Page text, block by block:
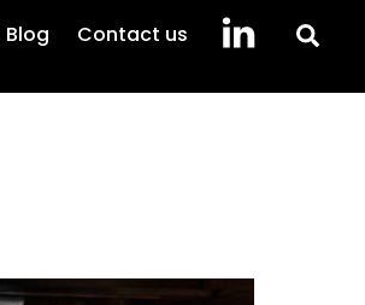
Blog Contact us